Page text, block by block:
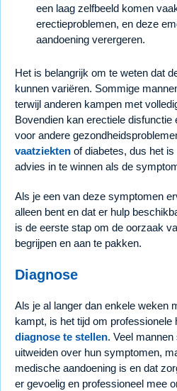
een laag zelfbeeld komen
erectieproblemen, en deze
aandoening verergeren.
Het is belangrijk om te weten dat
kunnen variëren. Sommige
terwijl anderen kampen met
Bovendien kan erectiele
voor andere
vaatziekten of diabetes, dus het
advies in te winnen als de
Als je een van deze symptomen
alleen bent en dat er hulp
is de eerste stap om de oorzaak
begrijpen en aan te pakken.
Diagnose
Als je al langer dan enkele weken
kampt, is het tijd om professionele
diagnose te stellen. Veel
uitweiden over hun symptomen,
medische aandoening is en dat
er gevoelig en professioneel mee